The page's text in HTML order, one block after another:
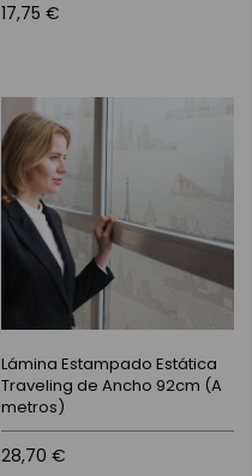
17,75 €
Lámina Estampado Estática
Traveling de Ancho 92cm (A
metros)
28,70 €